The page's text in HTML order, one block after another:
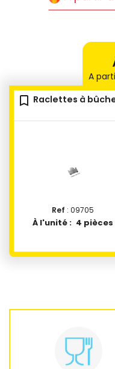
A
bookmark_outline
Ref : 09705
À l'unité : 4 pièces
Raclettes à